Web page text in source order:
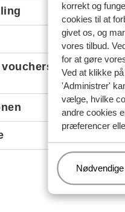
korrekt og
cookies til at
givet os, og
vores tilbud.
for at gøre
Ved at klikke
'Administrer'
vælge, hvilke
andre cookies
præferencer
Administrer
Nødvendige
Air
BH Air
Air